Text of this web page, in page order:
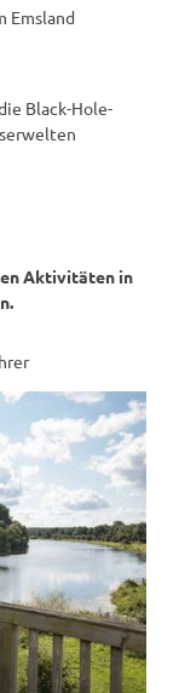
Emsland
Black-Hole-
Aktivitäten in